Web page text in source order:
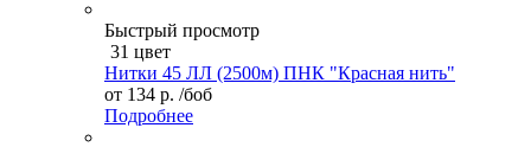
Быстрый просмотр
31 цвет
Нитки 45 ЛЛ (2500м) ПНК "Красная нить"
от 134 р. /боб
Подробнее